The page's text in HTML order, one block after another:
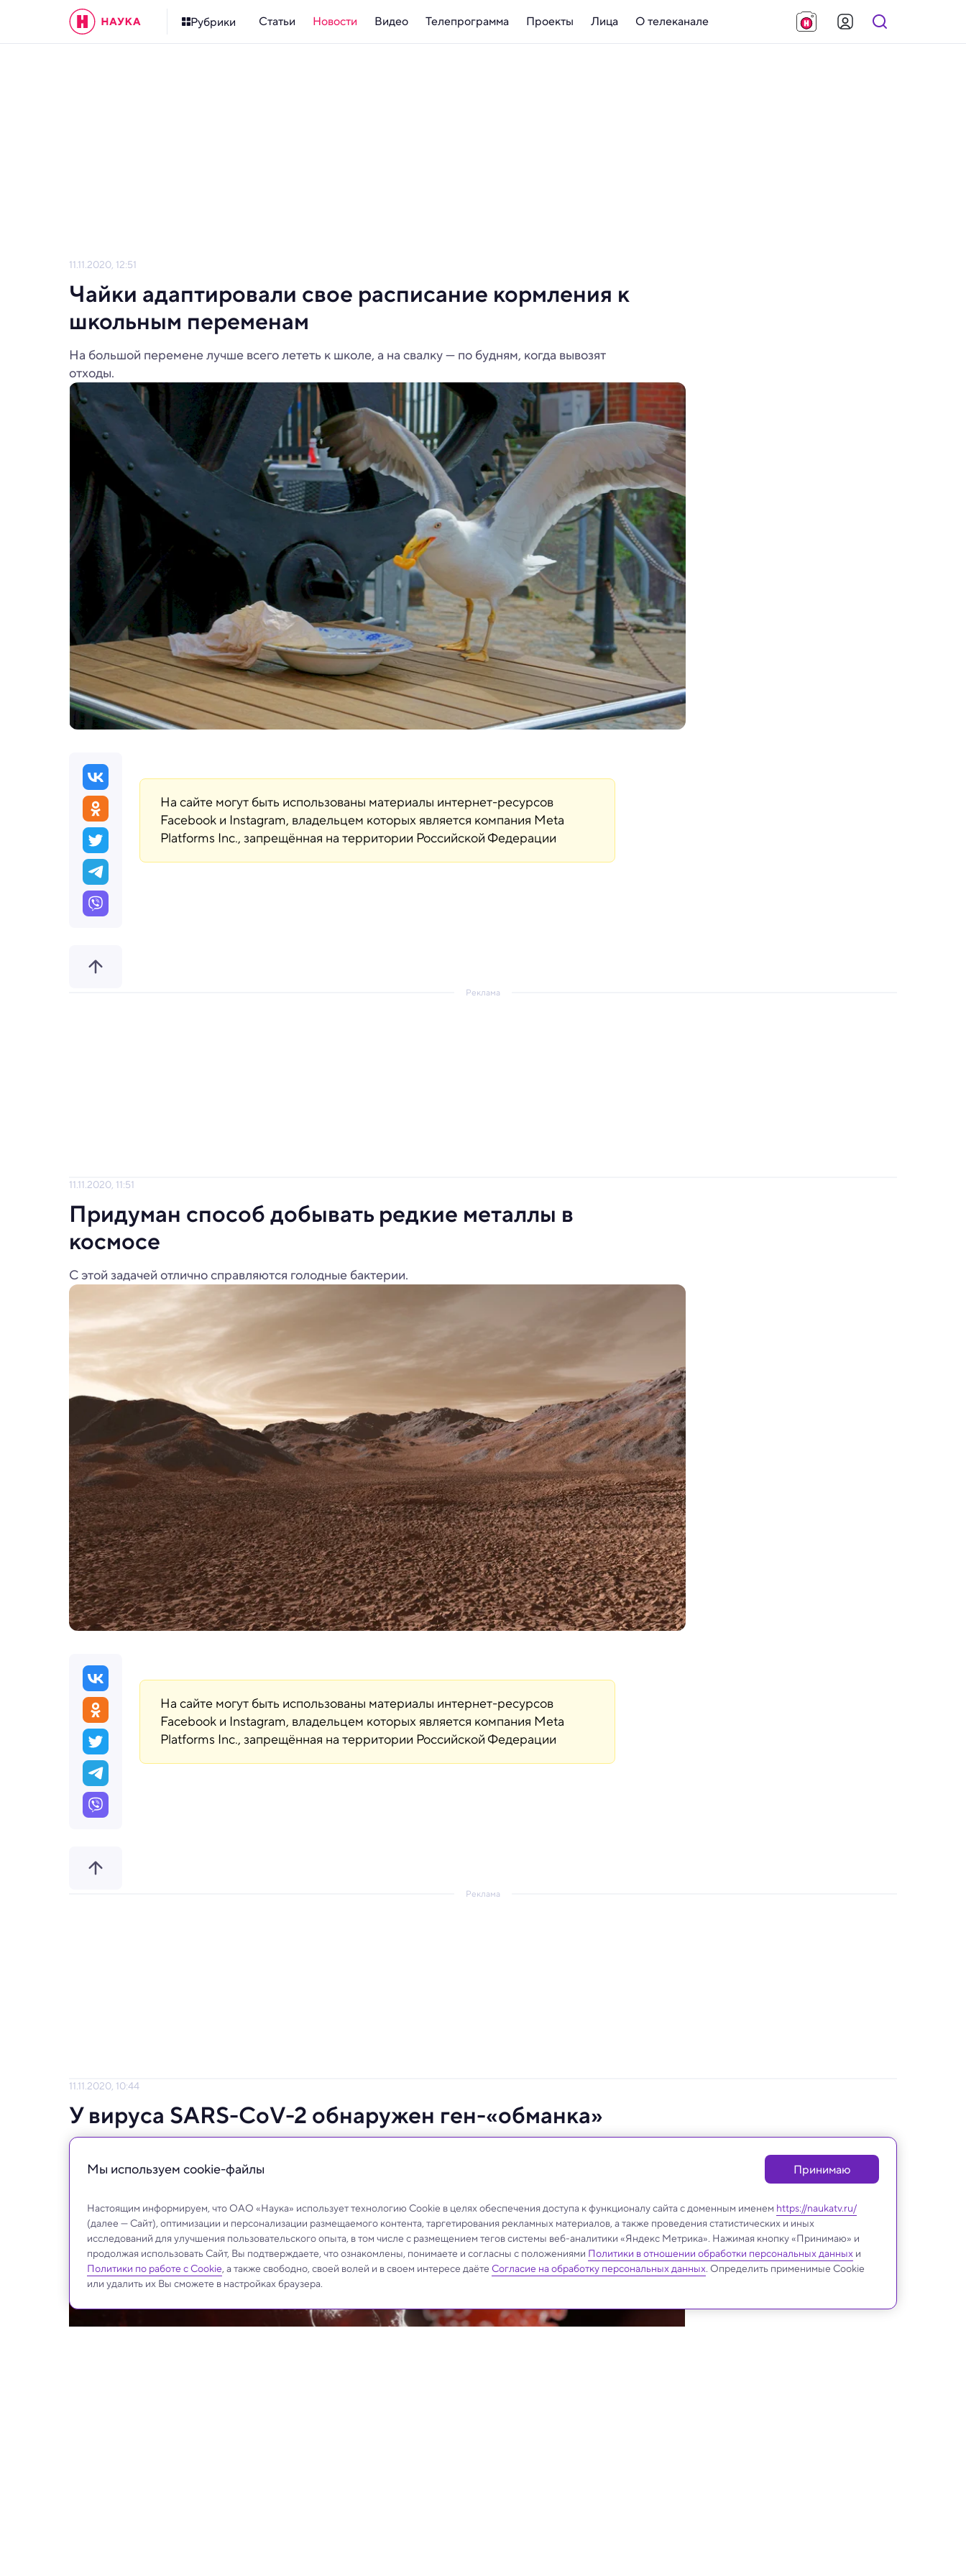
Рубрики Статьи Новости Видео Телепрограмма Проекты Лица О телеканале
11.11.2020, 12:51
Чайки адаптировали свое расписание кормления к
школьным переменам
На большой перемене лучше всего лететь к школе, а на свалку — по будням, когда вывозят
отходы.
На сайте могут быть использованы материалы интернет-ресурсов
Facebook и Instagram, владельцем которых является компания Meta
Platforms Inc., запрещённая на территории Российской Федерации
Реклама
11.11.2020, 11:51
Придуман способ добывать редкие металлы в
космосе
С этой задачей отлично справляются голодные бактерии.
На сайте могут быть использованы материалы интернет-ресурсов
Facebook и Instagram, владельцем которых является компания Meta
Platforms Inc., запрещённая на территории Российской Федерации
Реклама
11.11.2020, 10:44
У вируса SARS-CoV-2 обнаружен ген-«обманка»
Теперь нужно разобраться, за какие гадости отвечает скрытый ген.
Мы используем сookie-файлы Принимаю
Настоящим информируем, что ОАО «Наука» использует технологию Cookie в целях обеспечения доступа к функционалу сайта с доменным именем https://naukatv.ru/
(далее — Сайт), оптимизации и персонализации размещаемого контента, таргетирования рекламных материалов, а также проведения статистических и иных
исследований для улучшения пользовательского опыта, в том числе с размещением тегов системы веб-аналитики «Яндекс Метрика». Нажимая кнопку «Принимаю» и
продолжая использовать Сайт, Вы подтверждаете, что ознакомлены, понимаете и согласны с положениями Политики в отношении обработки персональных данных и
Политики по работе с Cookie, а также свободно, своей волей и в своем интересе даёте Согласие на обработку персональных данных. Определить применимые Cookie
или удалить их Вы сможете в настройках браузера.